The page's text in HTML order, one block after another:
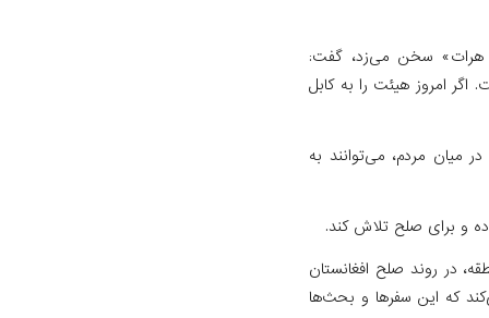
امنیتی هرات» سخن می‌زد، گفت:
امروز هیئت را به کابل
میان مردم، می‌توانند به
و برای صلح تلاش کند.
در روند صلح افغانستان
که این سفرها و بحث‌ها